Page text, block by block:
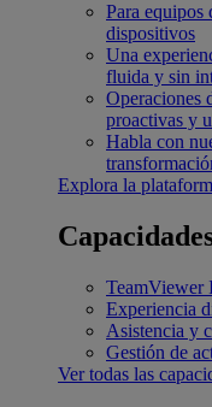
Para equipos
dispositivos
Una
fluida y sin
Operaciones
proactivas y
Habla con
Explora la
TeamViewer
Experiencia
Asistencia y
Gestión de
Ver todas las